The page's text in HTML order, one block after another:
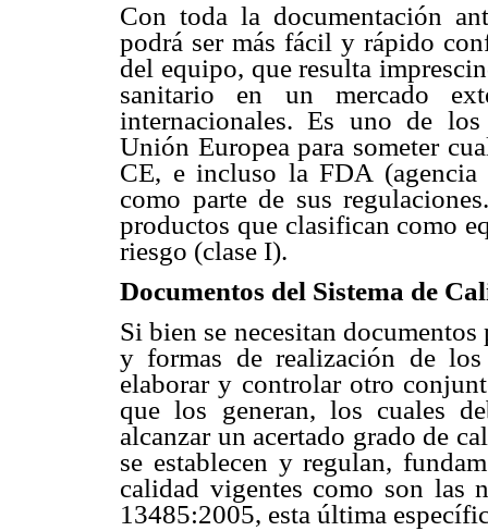
Con toda la documentación
podrá ser más fácil y rápido
del equipo, que resulta
sanitario en un mercado
internacionales. Es uno de
Unión Europea para someter
CE, e incluso la FDA
como parte de sus
productos que clasifican como
riesgo (clase I).
Documentos del Sistema de
Si bien se necesitan
y formas de realización de
elaborar y controlar otro
que los generan, los cuales
alcanzar un acertado grado de
se establecen y regulan,
calidad vigentes como son las
13485:2005, esta última